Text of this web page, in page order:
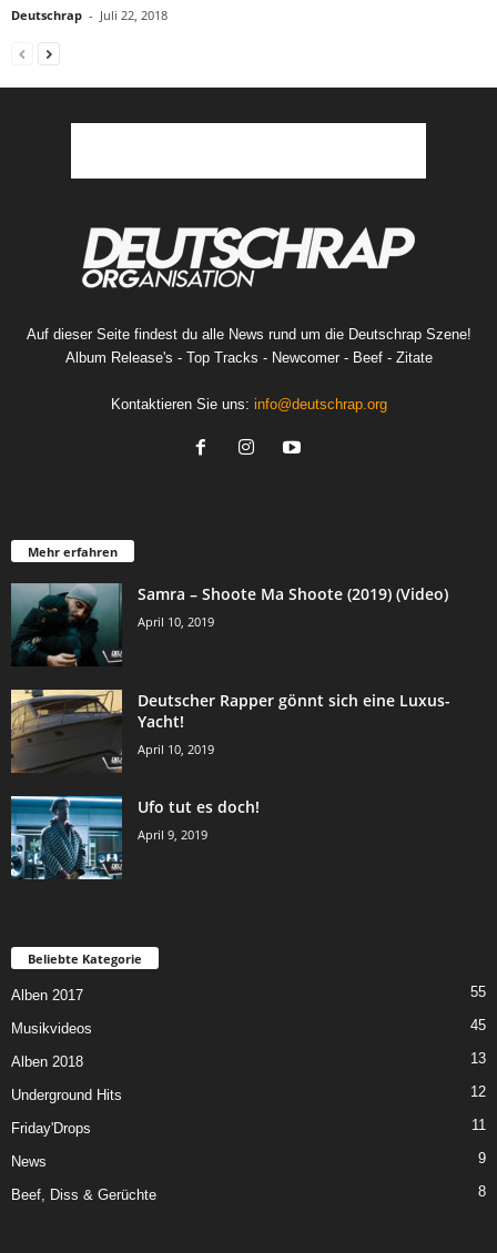
Deutschrap - Juli 22, 2018
Auf dieser Seite findest du alle News rund um die Deutschrap Szene!
Album Release's - Top Tracks - Newcomer - Beef - Zitate
Kontaktieren Sie uns: info@deutschrap.org
Mehr erfahren
Samra – Shoote Ma Shoote (2019) (Video)
April 10, 2019
Deutscher Rapper gönnt sich eine Luxus-
Yacht!
April 10, 2019
Ufo tut es doch!
April 9, 2019
Beliebte Kategorie
Alben 2017 55
Musikvideos 45
Alben 2018 13
Underground Hits 12
Friday'Drops 11
News 9
Beef, Diss & Gerüchte 8